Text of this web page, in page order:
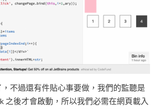
不過還有件貼心事要做，我們的監聽是
之後才會啟動，所以我們必需在網頁載入